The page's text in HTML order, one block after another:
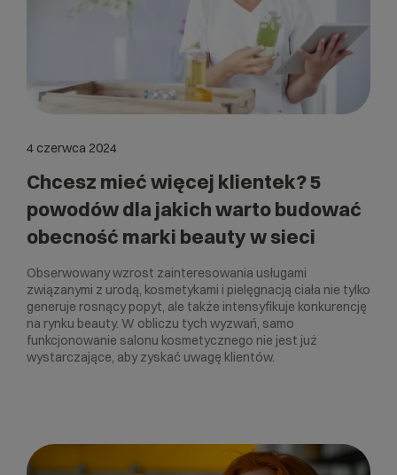
4 czerwca 2024
Chcesz mieć więcej klientek? 5
powodów dla jakich warto budować
obecność marki beauty w sieci
Obserwowany wzrost zainteresowania usługami
związanymi z urodą, kosmetykami i pielęgnacją ciała nie tylko
generuje rosnący popyt, ale także intensyfikuje konkurencję
na rynku beauty. W obliczu tych wyzwań, samo
funkcjonowanie salonu kosmetycznego nie jest już
wystarczające, aby zyskać uwagę klientów.